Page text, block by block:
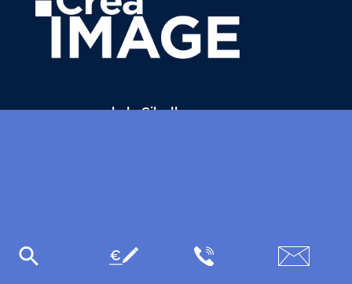
31 avenue de la Sibelle
Plan du site